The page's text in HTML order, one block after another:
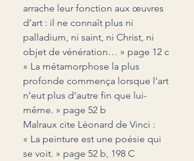
arrache leur fonction aux œuvres
d’art : il ne connaît plus ni
palladium, ni saint, ni Christ, ni
objet de vénération… » page 12 c
« La métamorphose la plus
profonde commença lorsque l’art
n’eut plus d’autre fin que lui-
même. » page 52 b
Malraux cite Léonard de Vinci :
« La peinture est une poésie qui
se voit. » page 52 b, 198 C